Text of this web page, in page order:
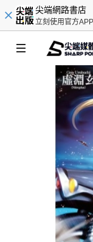
尖端網路書店
立刻使用官方APP